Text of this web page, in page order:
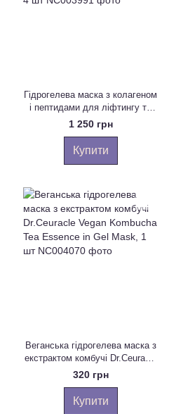
Гідрогелева маска з колагеном
і пептидами для ліфтингу та
зволоження Arocell Super
Collagen Mask, 4 шт
1 250 грн
Купити
Веганська гідрогелева маска з
екстрактом комбучі Dr.Ceuracle
Vegan Kombucha Tea Essence
in Gel Mask, 1 шт
320 грн
Купити